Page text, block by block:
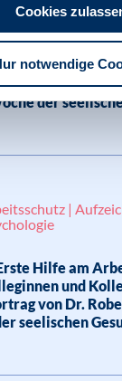
Cookies
notwendige
|
keine Ruhe
/ Vortrag
der
|
Hilfe am
und
von Dr.
seelischen